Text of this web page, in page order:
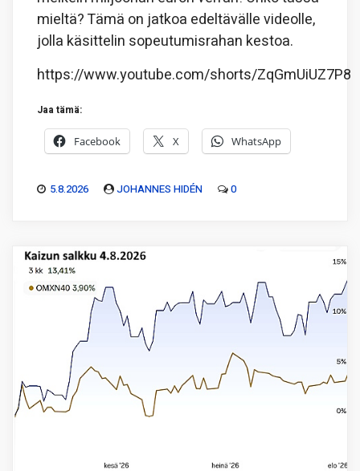
mieltä? Tämä on jatkoa edeltävälle videolle,
jolla käsittelin sopeutumisrahan kestoa.
https://www.youtube.com/shorts/ZqGmUiUZ7P8
Jaa tämä:
Facebook X WhatsApp
5.8.2026 JOHANNES HIDÉN 0